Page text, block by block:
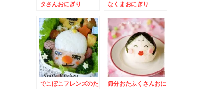
タさんおにぎり
なくまおにぎり
でこぼこフレンズのた
節分おたふくさんおに